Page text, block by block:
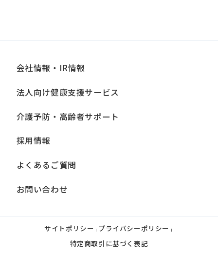
■個人情報の開示
当社は、お客様からお預かりした個人情
報は、正当な理由がある場合を除き、ご
しません。ただし、法令により当社がお
る場合、あらかじめ当社との間で秘密保
持契約を締結している業務委託先、およ
する場合、法令に基づき当社が開示を求
められた場合、司法または行政機関から
開示を求められた場合は、この限りでは
会社情報・IR情報
法人向け健康支援サービス
介護予防・高齢者サポート
採用情報
よくあるご質問
お問い合わせ
サイトポリシー | プライバシーポリシー |
特定商取引に基づく表記